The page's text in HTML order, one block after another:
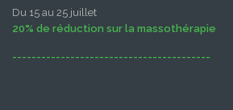
Du 15 au 25 juillet
20% de réduction sur la massothérapie
-----------------------------------------